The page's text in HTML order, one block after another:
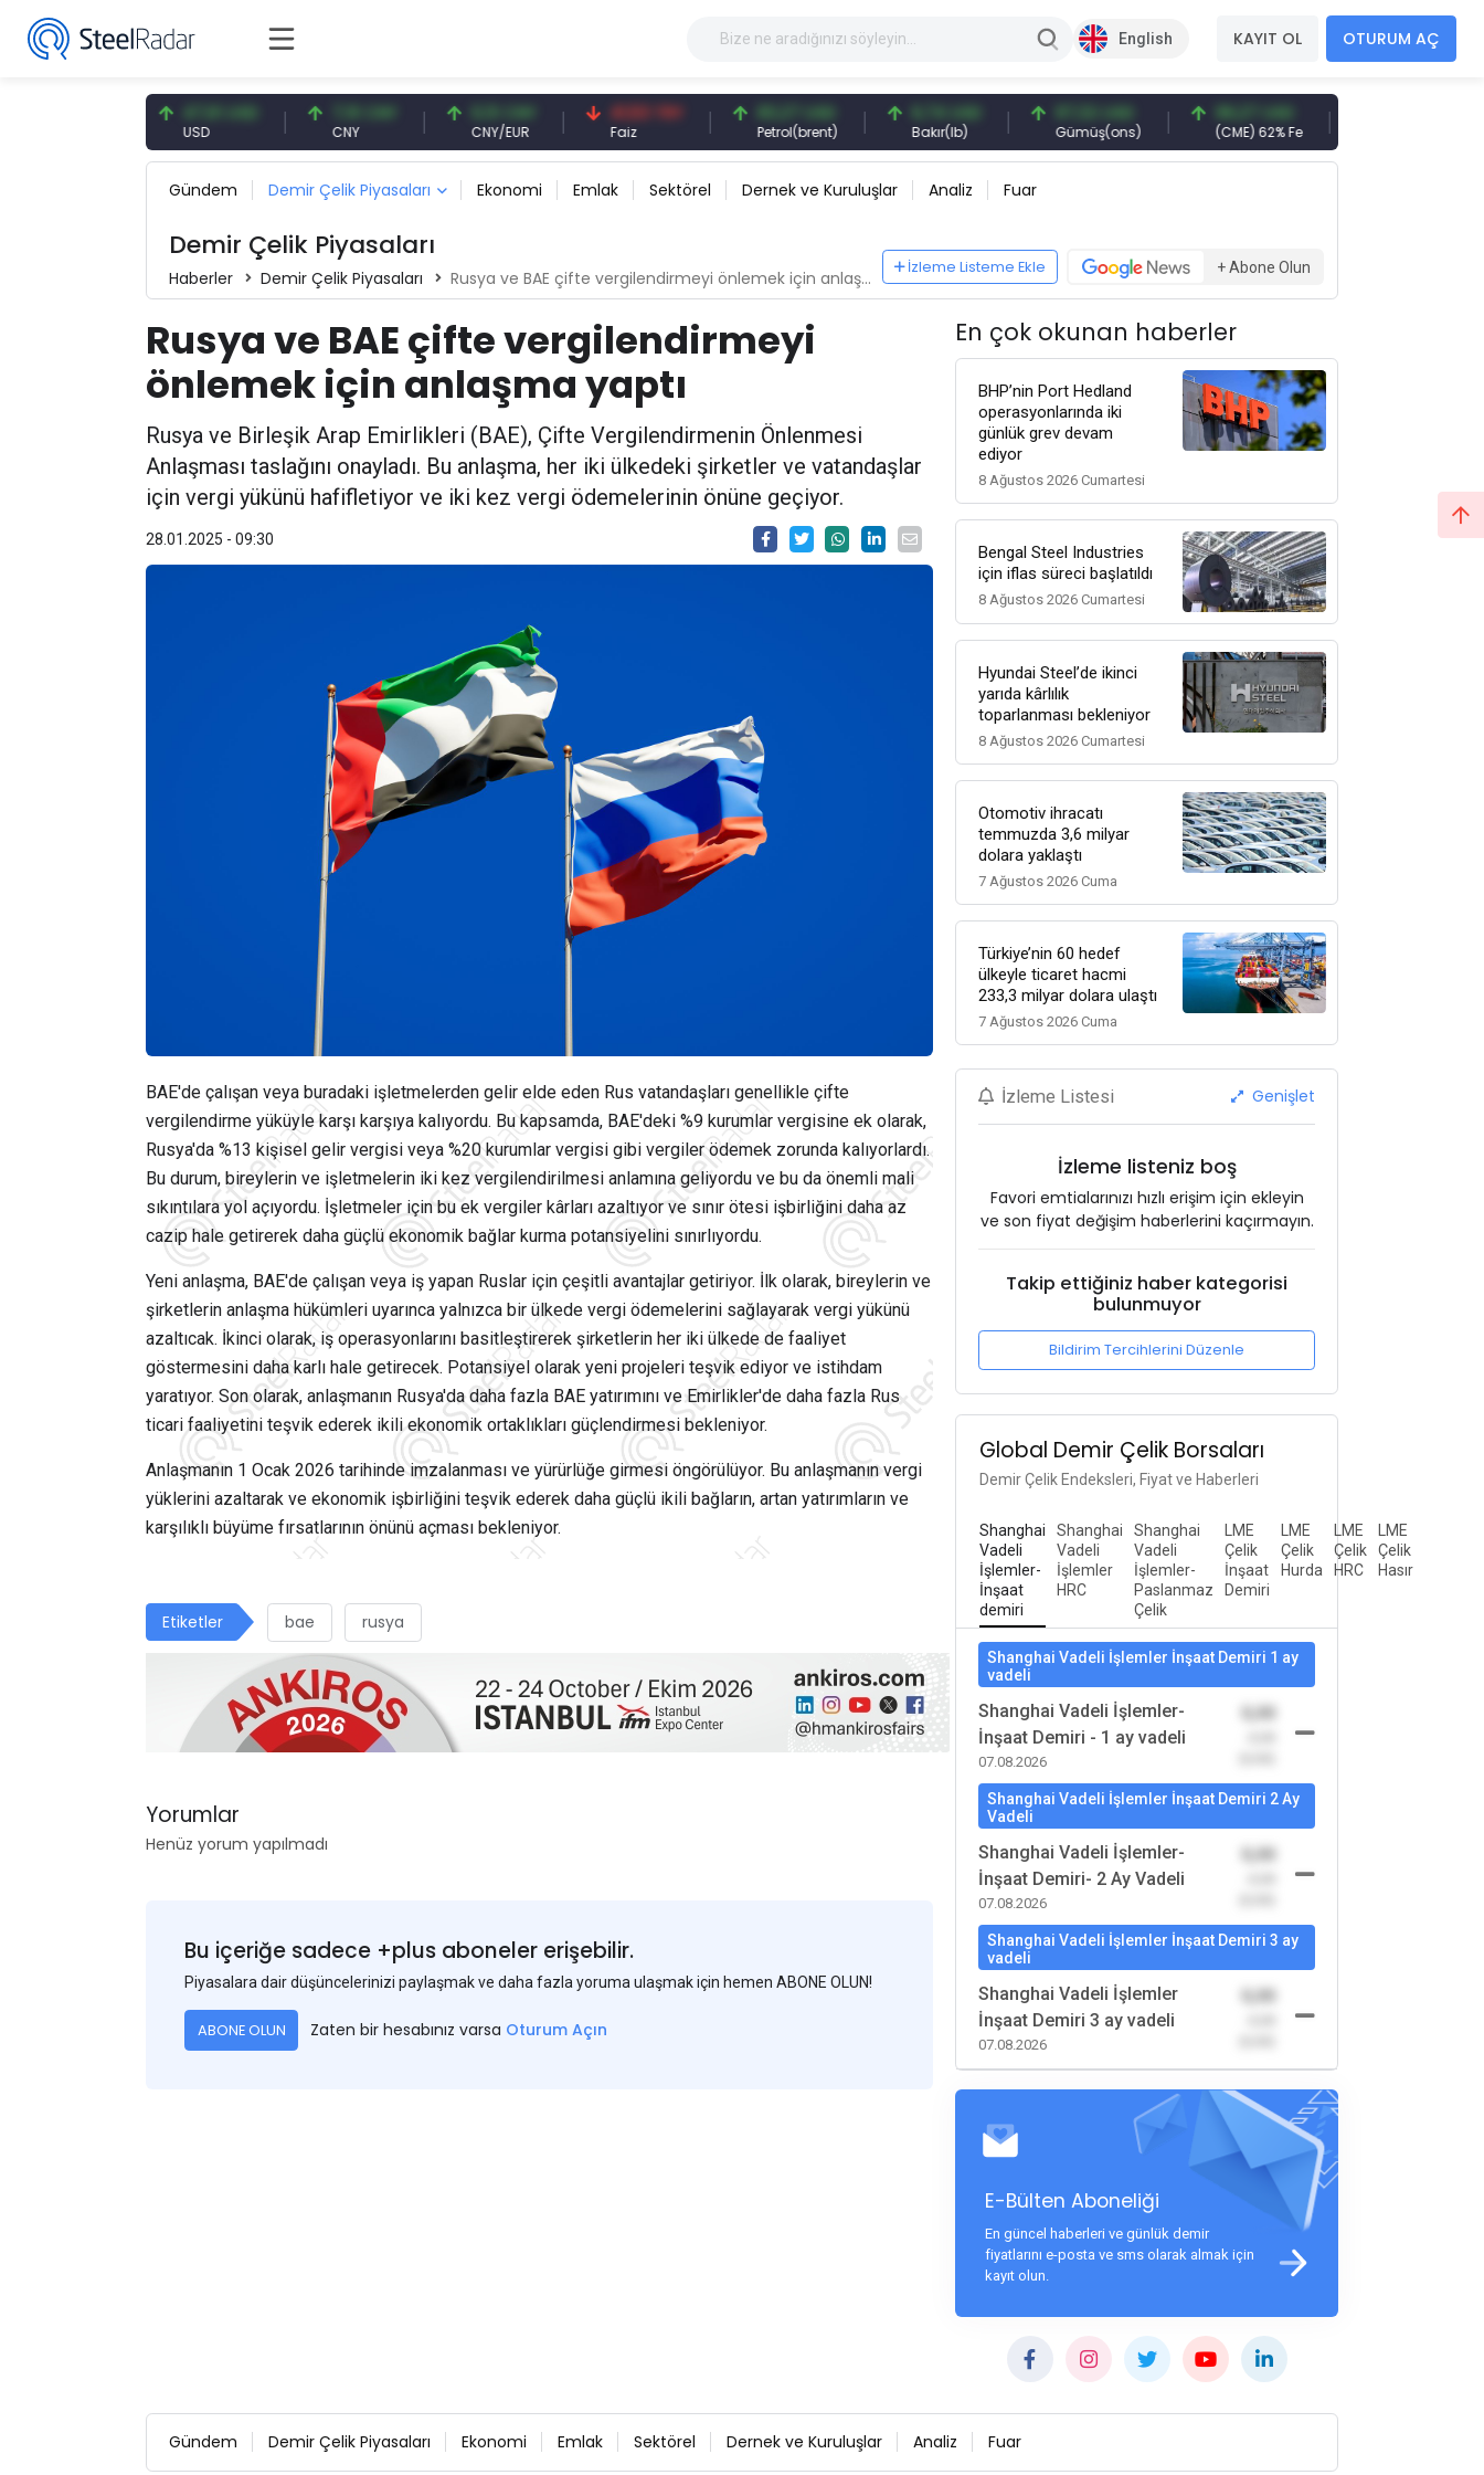
English KAYIT OL OTURUM AÇ
47,61 USD 7,10 CNY 0,13 CNY
CNY/EUR
41,53 TRY 83,27 USD
Petrol(brent)
6,74 USD
Bakır(lb)
97,32 USD
Gümüş(ons)
96,27 USD
(CME) 62% Fe
Gündem Demir Çelik Piyasaları Ekonomi Emlak Sektörel Dernek ve Kuruluşlar Analiz Fuar
Demir Çelik Piyasaları
Haberler Demir Çelik Piyasaları Rusya ve BAE çifte vergilendirmeyi önlemek için anlaşma yaptı
İzleme Listeme Ekle + Abone Olun
Rusya ve BAE çifte vergilendirmeyi
önlemek için anlaşma yaptı
Rusya ve Birleşik Arap Emirlikleri (BAE), Çifte Vergilendirmenin Önlenmesi
Anlaşması taslağını onayladı. Bu anlaşma, her iki ülkedeki şirketler ve vatandaşlar
için vergi yükünü hafifletiyor ve iki kez vergi ödemelerinin önüne geçiyor.
28.01.2025 - 09:30
BAE'de çalışan veya buradaki işletmelerden gelir elde eden Rus vatandaşları genellikle çifte
vergilendirme yüküyle karşı karşıya kalıyordu. Bu kapsamda, BAE'deki %9 kurumlar vergisine ek olarak,
Rusya'da %13 kişisel gelir vergisi veya %20 kurumlar vergisi gibi vergiler ödemek zorunda kalıyorlardı.
Bu durum, bireylerin ve işletmelerin iki kez vergilendirilmesi anlamına geliyordu ve bu da önemli mali
sıkıntılara yol açıyordu. İşletmeler için bu ek vergiler kârları azaltıyor ve sınır ötesi işbirliğini daha az
cazip hale getirerek daha güçlü ekonomik bağlar kurma potansiyelini sınırlıyordu.
Yeni anlaşma, BAE'de çalışan veya iş yapan Ruslar için çeşitli avantajlar getiriyor. İlk olarak, bireylerin ve
şirketlerin anlaşma hükümleri uyarınca yalnızca bir ülkede vergi ödemelerini sağlayarak vergi yükünü
azaltıcak. İkinci olarak, iş operasyonlarını basitleştirerek şirketlerin her iki ülkede de faaliyet
göstermesini daha karlı hale getirecek. Potansiyel olarak yeni projeleri teşvik ediyor ve istihdam
yaratıyor. Son olarak, anlaşmanın Rusya'da daha fazla BAE yatırımını ve Emirlikler'de daha fazla Rus
ticari faaliyetini teşvik ederek ikili ekonomik ortaklıkları güçlendirmesi bekleniyor.
Anlaşmanın 1 Ocak 2026 tarihinde imzalanması ve yürürlüğe girmesi öngörülüyor. Bu anlaşmanın vergi
yüklerini azaltarak ve ekonomik işbirliğini teşvik ederek daha güçlü ikili bağların, artan yatırımların ve
karşılıklı büyüme fırsatlarının önünü açması bekleniyor.
Etiketler bae rusya
Yorumlar
Henüz yorum yapılmadı
Bu içeriğe sadece +plus aboneler erişebilir.
Piyasalara dair düşüncelerinizi paylaşmak ve daha fazla yoruma ulaşmak için hemen ABONE OLUN!
ABONE OLUN Zaten bir hesabınız varsa Oturum Açın
En çok okunan haberler
BHP’nin Port Hedland
operasyonlarında iki
günlük grev devam
ediyor
8 Ağustos 2026 Cumartesi
Bengal Steel Industries
için iflas süreci başlatıldı
8 Ağustos 2026 Cumartesi
Hyundai Steel’de ikinci
yarıda kârlılık
toparlanması bekleniyor
8 Ağustos 2026 Cumartesi
Otomotiv ihracatı
temmuzda 3,6 milyar
dolara yaklaştı
7 Ağustos 2026 Cuma
Türkiye’nin 60 hedef
ülkeyle ticaret hacmi
233,3 milyar dolara ulaştı
7 Ağustos 2026 Cuma
İzleme Listesi Genişlet
İzleme listeniz boş
Favori emtialarınızı hızlı erişim için ekleyin
ve son fiyat değişim haberlerini kaçırmayın.
Takip ettiğiniz haber kategorisi
bulunmuyor
Bildirim Tercihlerini Düzenle
Global Demir Çelik Borsaları
Demir Çelik Endeksleri, Fiyat ve Haberleri
Shanghai
Vadeli
İşlemler-
İnşaat
demiri
Shanghai
Vadeli
İşlemler
HRC
Shanghai
Vadeli
İşlemler-
Paslanmaz
Çelik
LME
Çelik
İnşaat
Demiri
LME
Çelik
Hurda
LME
Çelik
HRC
LME
Çelik
Hasır
Shanghai Vadeli İşlemler İnşaat Demiri 1 ay
vadeli
Shanghai Vadeli İşlemler-
İnşaat Demiri - 1 ay vadeli
07.08.2026
0,00
Shanghai Vadeli İşlemler İnşaat Demiri 2 Ay
Vadeli
Shanghai Vadeli İşlemler-
İnşaat Demiri- 2 Ay Vadeli
07.08.2026
0,00
Shanghai Vadeli İşlemler İnşaat Demiri 3 ay
vadeli
Shanghai Vadeli İşlemler
İnşaat Demiri 3 ay vadeli
07.08.2026
0,00
E-Bülten Aboneliği
En güncel haberleri ve günlük demir
fiyatlarını e-posta ve sms olarak almak için
kayıt olun.
Gündem Demir Çelik Piyasaları Ekonomi Emlak Sektörel Dernek ve Kuruluşlar Analiz Fuar